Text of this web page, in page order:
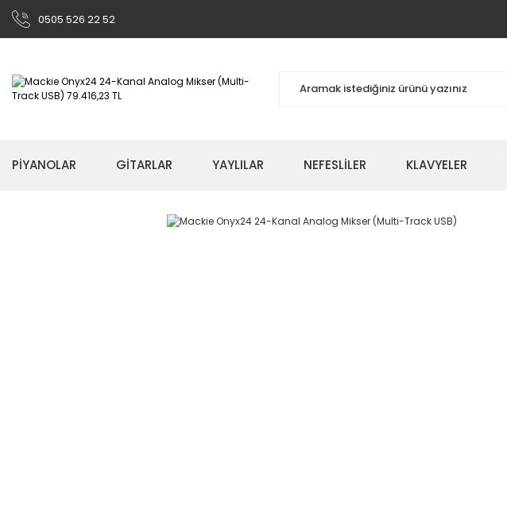
0505 526 22 52
PİYANOLAR GİTARLAR YAYLILAR NEFESLİLER KLAVYELER